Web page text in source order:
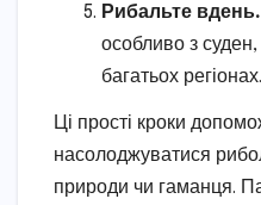
Рибальте вдень.
особливо з
багатьох регіонах.
Ці прості кроки
насолоджуватися
природи чи гаманця.